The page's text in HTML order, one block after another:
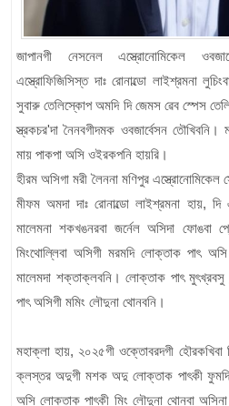
জাপানগী নেসনেল এস্ত্রোনোমিকেল
এস্ত্রোফিজিসিস্ত দাঃ রোনাল্ডো লাইশ্রমনা
সুবারু তেলিস্কোপ অমদি দি জেমস ৱেব স্পেস
স্ত্রকচর'দা নৈনবগীদমক ওবজার্বেসন তৌখিবনি।
মায় পাকপা অসি ওইরকপনি হায়রি।
হীরম অসিগা মরী লৈননা মণিপুর এস্ত্রোনোমিকেল
মীফম অমদা দাঃ রোনাল্ডো লাইশ্রমনা হায়,
মালেমনা শকখঙনরবা জর্নেল অসিদা
মিংথোল্লিবা অসিগী মরমদি লোক্তাক পাৎ
মালেমদা শক্তাক্লবনি। লোক্তাক পাৎ মুৎখ্রবসু
পাৎ অসিগী মমিং লৌদুনা থোনবনি।
মহাক্লা হায়, ২০২৫গী ওক্তোবরদগী হৌরকখিবা
ক্লস্তর অদুগী মশক অদু লোক্তাক পাৎকী
অসি লোক্তাক পাৎকী মিং লৌদুনা থোনবা